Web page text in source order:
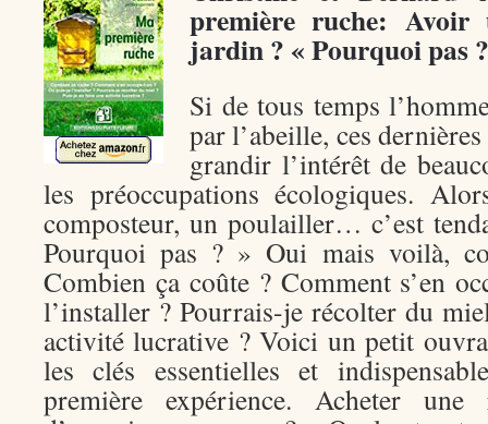
première ruche: Avoir
jardin ? « Pourquoi pas ?
Si de tous temps
par l’abeille, ces
grandir l’intérêt de
les préoccupations écologiques.
composteur, un poulailler… c’est
Pourquoi pas ? » Oui mais voilà,
Combien ça coûte ? Comment s’en
l’installer ? Pourrais-je récolter du
activité lucrative ? Voici un petit
les clés essentielles et
première expérience. Acheter